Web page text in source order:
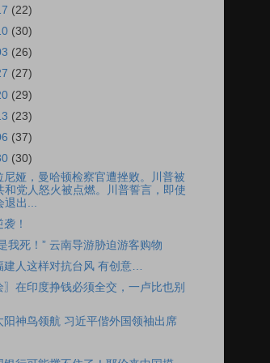
(22)
(30)
(26)
(27)
(29)
(23)
(37)
(30)
尼娅，曼哈顿检察官遭挫败。川普被
和党人怒火被点燃。川普誓言，即使
出...
！
我死！” 云南导游胁迫游客购物
建人这样对抗台风 有创意…
〗在印度挣钱必须全交，一卢比也别
阳神鸟领航 习近平偕外国领袖出席